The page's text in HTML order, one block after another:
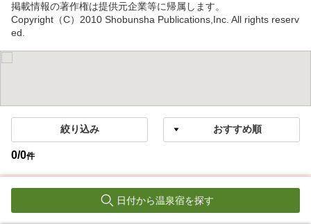
掲載情報の著作権は提供元企業等に帰属します。
Copyright（C）2010 Shobunsha Publications,Inc. All rights reserv
ed.
絞り込み
0/0件
該当の温泉宿が見つかりませんでした。
条件を変更してください。
日付から温泉宿を探す